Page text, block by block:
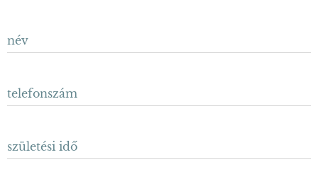
név
telefonszám
születési idő